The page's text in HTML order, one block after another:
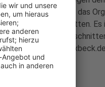
und das
Kriegsopfer zu bitten.
Spenden-Film
an info@tiff-